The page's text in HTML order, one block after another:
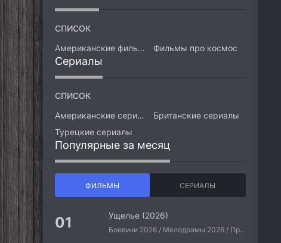
СПИСОК
Американские фильмы
Фильмы про космос
Сериалы
СПИСОК
Американские сериалы
Британские сериалы
Турецкие сериалы
Популярные за месяц
ФИЛЬМЫ СЕРИАЛЫ
Ущелье (2026)
Боевики 2026 / Мелодрамы 2026 / Приключения 2026 / Ужасы 2026 / Фантастические 2026 / Зарубежные фильмы 2026 / Американские фильмы / Фильмы 2026